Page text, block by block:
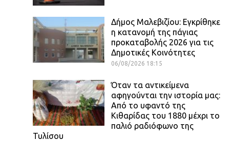
Δήμος Μαλεβιζίου: Εγκρίθηκε
η κατανομή της πάγιας
προκαταβολής 2026 για τις
Δημοτικές Κοινότητες
06/08/2026 18:15
Όταν τα αντικείμενα
αφηγούνται την ιστορία μας:
Από το υφαντό της
Κιθαρίδας του 1880 μέχρι το
παλιό ραδιόφωνο της
Τυλίσου